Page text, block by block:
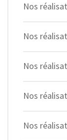
Nos
Nos
Nos
Nos
Nos